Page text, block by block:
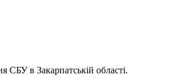
СБУ в Закарпатській області.